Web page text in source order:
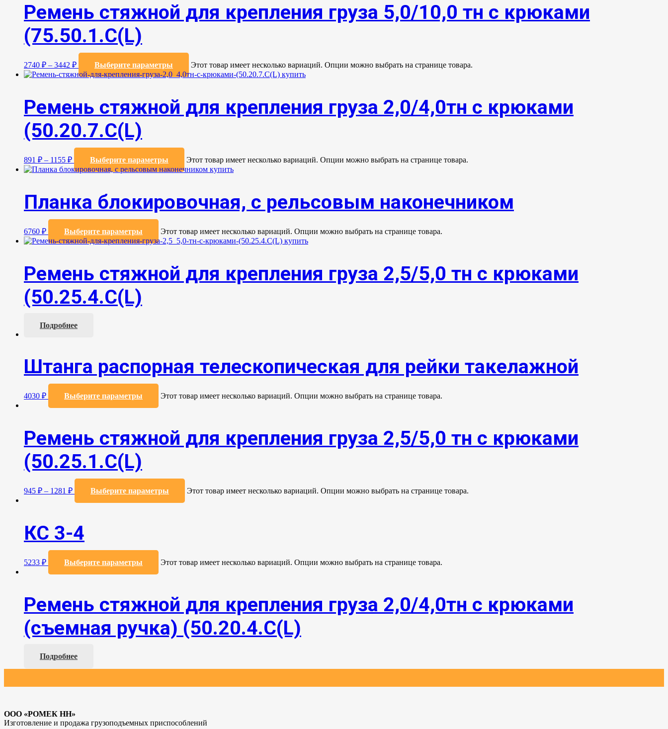
Ремень стяжной для крепления груза 5,0/10,0 тн с крюками
(75.50.1.C(L)
2740 ₽ – 3442 ₽ Выберите параметры Этот товар имеет несколько вариаций. Опции можно выбрать на странице товара.
Ремень стяжной для крепления груза 2,0/4,0тн с крюками
(50.20.7.C(L)
891 ₽ – 1155 ₽ Выберите параметры Этот товар имеет несколько вариаций. Опции можно выбрать на странице товара.
Планка блокировочная, с рельсовым наконечником
6760 ₽ Выберите параметры Этот товар имеет несколько вариаций. Опции можно выбрать на странице товара.
Ремень стяжной для крепления груза 2,5/5,0 тн с крюками
(50.25.4.С(L)
Подробнее
Штанга распорная телескопическая для рейки такелажной
4030 ₽ Выберите параметры Этот товар имеет несколько вариаций. Опции можно выбрать на странице товара.
Ремень стяжной для крепления груза 2,5/5,0 тн с крюками
(50.25.1.С(L)
945 ₽ – 1281 ₽ Выберите параметры Этот товар имеет несколько вариаций. Опции можно выбрать на странице товара.
КС 3-4
5233 ₽ Выберите параметры Этот товар имеет несколько вариаций. Опции можно выбрать на странице товара.
Ремень стяжной для крепления груза 2,0/4,0тн с крюками
(съемная ручка) (50.20.4.С(L)
Подробнее
ООО «РОМЕК НН»
Изготовление и продажа грузоподъемных приспособлений